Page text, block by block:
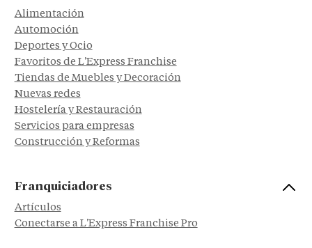
Alimentación
Automoción
Deportes y Ocio
Favoritos de L'Express Franchise
Tiendas de Muebles y Decoración
Nuevas redes
Hostelería y Restauración
Servicios para empresas
Construcción y Reformas
Franquiciadores
Artículos
Conectarse a L'Express Franchise Pro